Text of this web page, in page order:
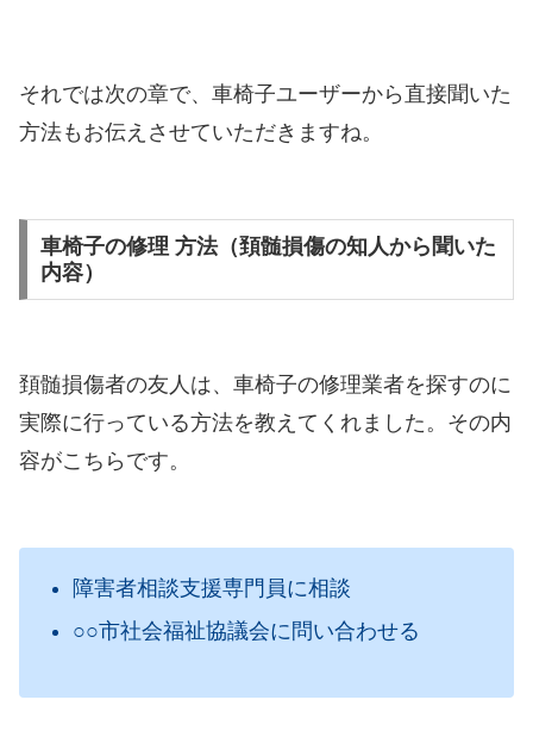
それでは次の章で、車椅子ユーザーから直接聞いた
方法もお伝えさせていただきますね。
車椅子の修理 方法（頚髄損傷の知人から聞いた
内容）
頚髄損傷者の友人は、車椅子の修理業者を探すのに
実際に行っている方法を教えてくれました。その内
容がこちらです。
障害者相談支援専門員に相談
○○市社会福祉協議会に問い合わせる